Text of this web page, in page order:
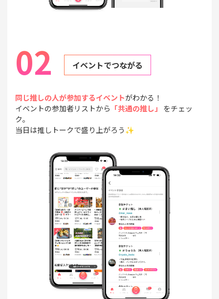
02 イベントでつながる
同じ推しの人が参加するイベントがわかる！
イベントの参加者リストから 「共通の推し」
をチェッ
ク。
当日は推しトークで盛り上がろう✨